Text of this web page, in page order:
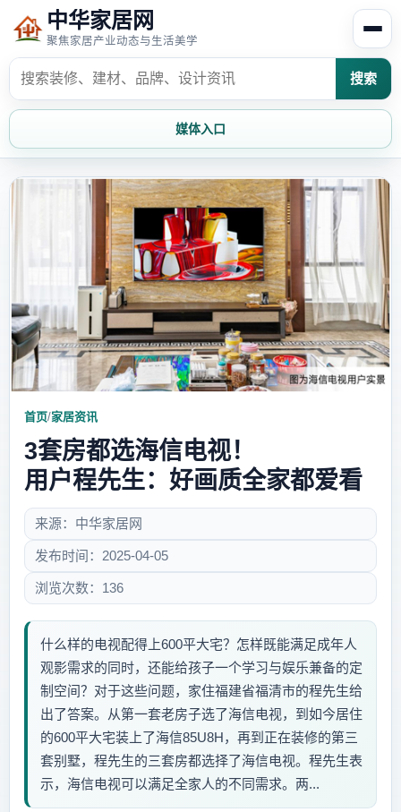
中华家居网
聚焦家居产业动态与生活美学
搜索
媒体入口
家居资讯
家居欣赏
时尚饰家 装修设计
家具知识 家居文化
家装攻略 创意家居
首页/家居资讯
3套房都选海信电视！
用户程先生：好画质全家都爱看
来源：中华家居网
发布时间：2025-04-05
浏览次数：136
什么样的电视配得上600平大宅？怎样既能满足成年人
观影需求的同时，还能给孩子一个学习与娱乐兼备的定
制空间？对于这些问题，家住福建省福清市的程先生给
出了答案。从第一套老房子选了海信电视，到如今居住
的600平大宅装上了海信85U8H，再到正在装修的第三
套别墅，程先生的三套房都选择了海信电视。程先生表
示，海信电视可以满足全家人的不同需求。两...